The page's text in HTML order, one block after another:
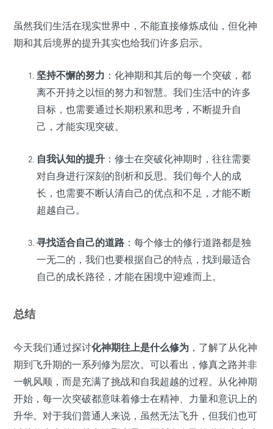
虽然我们生活在现实世界中，不能直接修炼成仙，但化神
期和其后境界的提升其实也给我们许多启示。
坚持不懈的努力 ：化神期和其后的每一个突破，都
离不开持之以恒的努力和智慧。我们生活中的许多
目标，也需要通过长期积累和思考，不断提升自
己，才能实现突破。
自我认知的提升 ：修士在突破化神期时，往往需要
对自身进行深刻的剖析和反思。我们每个人的成
长，也需要不断认清自己的优点和不足，才能不断
超越自己。
寻找适合自己的道路 ：每个修士的修行道路都是独
一无二的，我们也要根据自己的特点，找到最适合
自己的成长路径，才能在困境中迎难而上。
总结
今天我们通过探讨化神期往上是什么修为 ，了解了从化神
期到飞升期的一系列修为层次。可以看出，修真之路并非
一帆风顺，而是充满了挑战和自我超越的过程。从化神期
开始，每一次突破都意味着修士在精神、力量和意识上的
升华。对于我们普通人来说，虽然无法飞升，但我们也可